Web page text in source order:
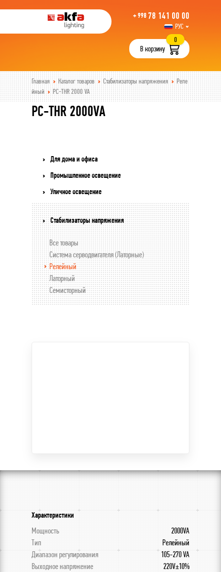
+ 998 78 141 00 00
РУС
UZB
В корзину
0
Главная Каталог товаров Стабилизаторы напряжения
Реле
йный
PC-THR 2000 VA
PC-THR 2000VA
Для дома и офиса
Промышленное освещение
Уличное освещение
Стабилизаторы напряжения
Все товары
Система серводвигателя (Латорные)
Релейный
Латорный
Семисторный
Характеристики
Мощность
2000VA
Тип
Релейный
Диапазон регулирования
105-270 VA
Выходное напряжение
220V±10%